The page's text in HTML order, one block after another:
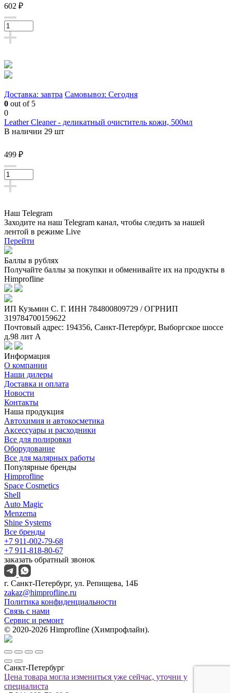
602 ₽
Доставка: завтра Самовывоз: Сегодня
0 out of 5
0
Leather Cleaner - деликатный очиститель кожи, 500мл
В наличии 29 шт
499 ₽
Наш Telegram
Заходите на наш Telegram канал, чтобы следить за нашей
лентой в режиме Live
Перейти
Баллы в рублях
Получайте баллы за покупки и обменивайте их на продукты в
Himprofline
ИП Кузьмин C. Г. ИНН 784800809729 / ОГРНИП
319784700159622
Почтовый адрес: 194356, Санкт-Петербург, Выборгское шоссе
д.98 лит А
Информация
О компании
Наши дилеры
Доставка и оплата
Новости
Контакты
Наша продукция
Автохимия и автокосметика
Аксессуары и расходники
Все для полировки
Оборудование
Все для малярных работы
Популярные бренды
Himprofline
Space Cosmetics
Shell
Auto Magic
Menzerna
Shine Systems
Все бренды
+7 911-002-79-68
+7 911-818-80-67
заказать обратный звонок
г. Санкт-Петербург, ул. Репищева, 14Б
zakaz@himprofline.ru
Политика конфиденциальности
Связь с нами
Сервис и ремонт
© 2020-2026 Himprofline (Химпрофлайн).
Санкт-Петербург
Цена товара могла измениться уже сейчас, уточни у
специалиста